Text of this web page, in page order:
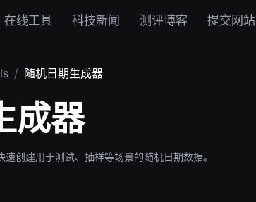
在线工具 科技新闻 测评博客 提交网站
/ 随机日期生成器
成器
创建用于测试、抽样等场景的随机日期数据。